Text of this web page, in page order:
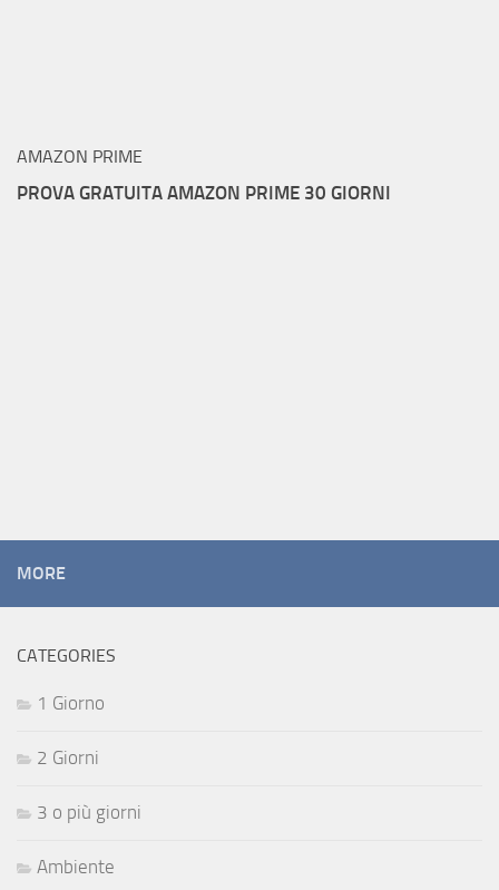
AMAZON PRIME
PROVA GRATUITA AMAZON PRIME 30 GIORNI
MORE
CATEGORIES
1 Giorno
2 Giorni
3 o più giorni
Ambiente